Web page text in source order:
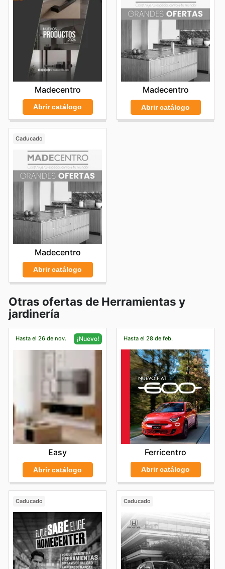
Madecentro
Abrir catálogo
Madecentro
Abrir catálogo
Caducado
Madecentro
Abrir catálogo
Otras ofertas de Herramientas y
jardinería
Hasta el 26 de nov. ¡Nuevo!
Easy
Abrir catálogo
Hasta el 28 de feb.
Ferricentro
Abrir catálogo
Caducado Caducado